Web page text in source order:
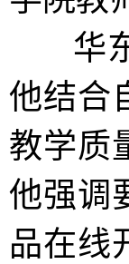
华东
他结合
教学质
他强调
品在线